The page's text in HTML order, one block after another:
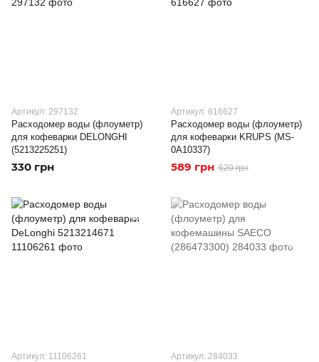
Артикул: 297132
Расходомер воды (флоуметр)
для кофеварки DELONGHI
(5213225251)
330 грн
Артикул: 616627
Расходомер воды (флоуметр)
для кофеварки KRUPS (MS-
0A10337)
589 грн 620 грн
Артикул: 11106261 Артикул: 284033